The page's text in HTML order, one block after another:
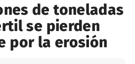
de toneladas
se pierden
por la erosión